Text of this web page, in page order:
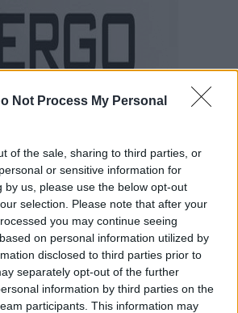
Not Process My Personal
of the sale, sharing to third parties, or
or sensitive information for
by us, please use the below opt-out
selection. Please note that after your
you may continue seeing
on personal information utilized by
disclosed to third parties prior to
separately opt-out of the further
information by third parties on the
participants. This information may